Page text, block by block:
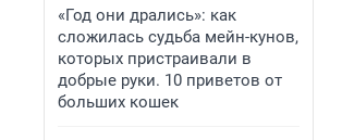
«Год они дрались»: как
сложилась судьба мейн-кунов,
которых пристраивали в
добрые руки. 10 приветов от
больших кошек